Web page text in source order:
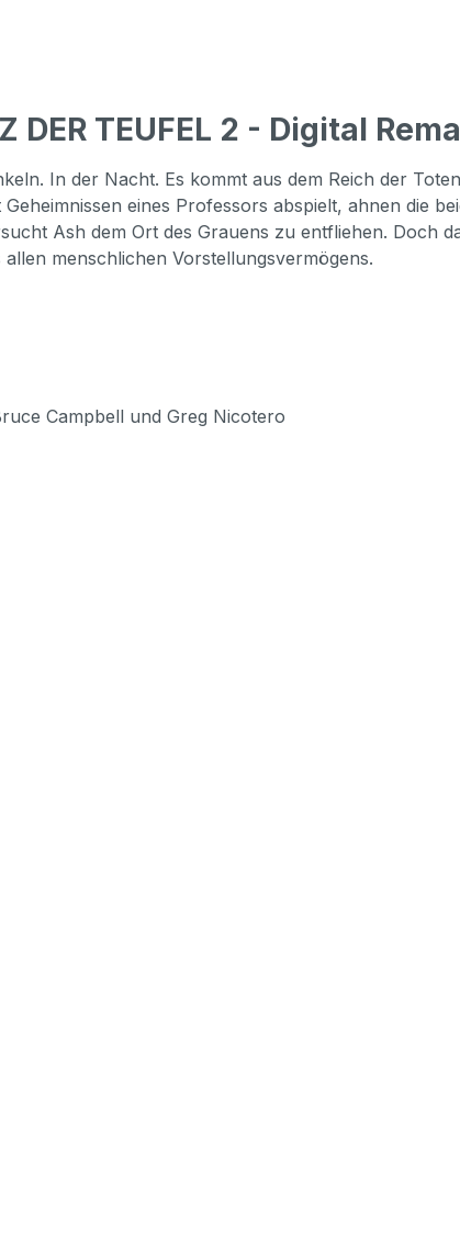
TEUFEL 2 - Digital
In der Nacht. Es kommt aus dem Reich der
eines Professors abspielt, ahnen die
Ash dem Ort des Grauens zu entfliehen. Doch
menschlichen Vorstellungsvermögens.
Campbell und Greg Nicotero